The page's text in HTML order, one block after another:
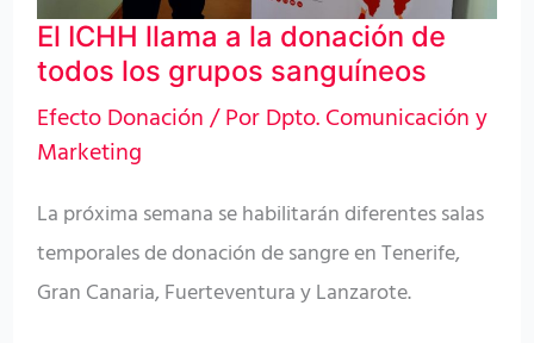
El ICHH llama a la donación de
todos los grupos sanguíneos
Efecto Donación/ PorDpto. Comunicación y
Marketing
La próxima semana se habilitarán diferentes salas
temporales de donación de sangre en Tenerife,
Gran Canaria, Fuerteventura y Lanzarote.
grupos
sanguíneos